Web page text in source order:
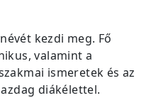
kezdi meg. Fő
valamint a
ismeretek és az
diákélettel.